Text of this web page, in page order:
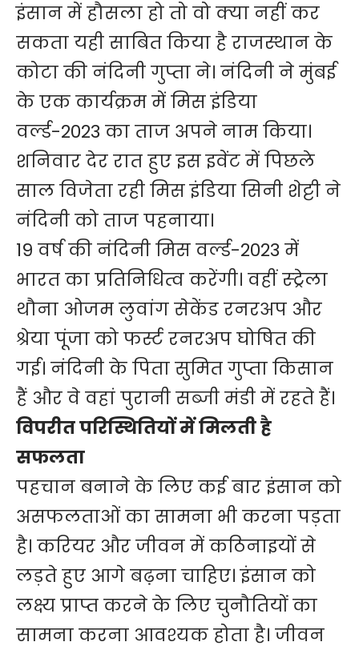
इंसान में हौसला हो तो वो क्या नहीं कर
सकता यही साबित किया है राजस्थान के
कोटा की नंदिनी गुप्ता ने। नंदिनी ने मुंबई
के एक कार्यक्रम में मिस इंडिया
वर्ल्ड-2023 का ताज अपने नाम किया।
शनिवार देर रात हुए इस इवेंट में पिछले
साल विजेता रही मिस इंडिया सिनी शेट्टी ने
नंदिनी को ताज पहनाया।
19 वर्ष की नंदिनी मिस वर्ल्ड-2023 में
भारत का प्रतिनिधित्व करेंगी। वहीं स्ट्रेला
थौना ओजम लुवांग सेकेंड रनरअप और
श्रेया पूंजा को फर्स्ट रनरअप घोषित की
गई। नंदिनी के पिता सुमित गुप्ता किसान
हैं और वे वहां पुरानी सब्जी मंडी में रहते हैं।
विपरीत परिस्थितियों में मिलती है
सफलता
पहचान बनाने के लिए कई बार इंसान को
असफलताओं का सामना भी करना पड़ता
है। करियर और जीवन में कठिनाइयों से
लड़ते हुए आगे बढ़ना चाहिए। इंसान को
लक्ष्य प्राप्त करने के लिए चुनौतियों का
सामना करना आवश्यक होता है। जीवन